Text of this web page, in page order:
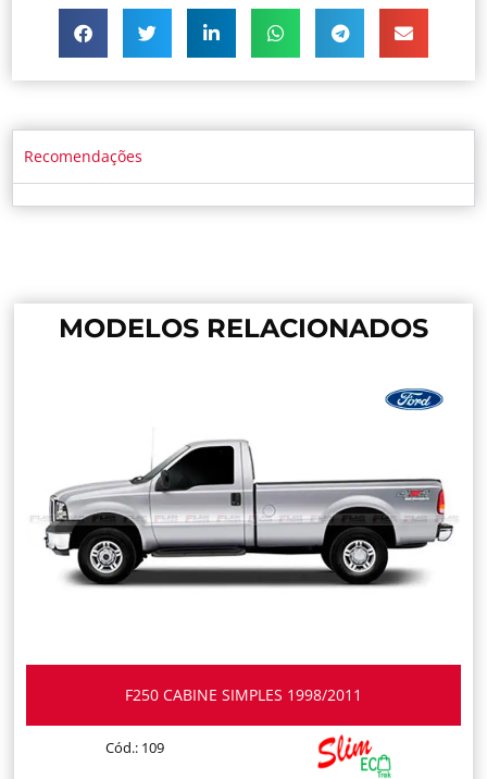
Recomendações
MODELOS RELACIONADOS
F250 CABINE SIMPLES 1998/2011
Cód.: 109